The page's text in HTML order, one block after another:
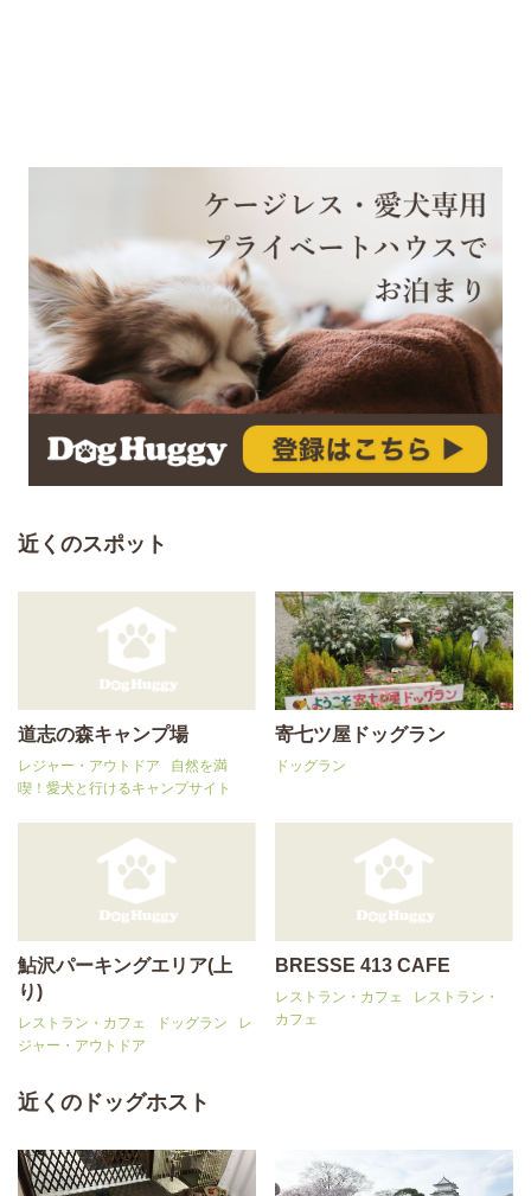
近くのスポット
道志の森キャンプ場
レジャー・アウトドア
自然を満
喫！愛犬と行けるキャンプサイト
寄七ツ屋ドッグラン
ドッグラン
鮎沢パーキングエリア(上
り)
レストラン・カフェ ドッグラン
レ
ジャー・アウトドア
BRESSE 413 CAFE
レストラン・カフェ
レストラン・
カフェ
近くのドッグホスト